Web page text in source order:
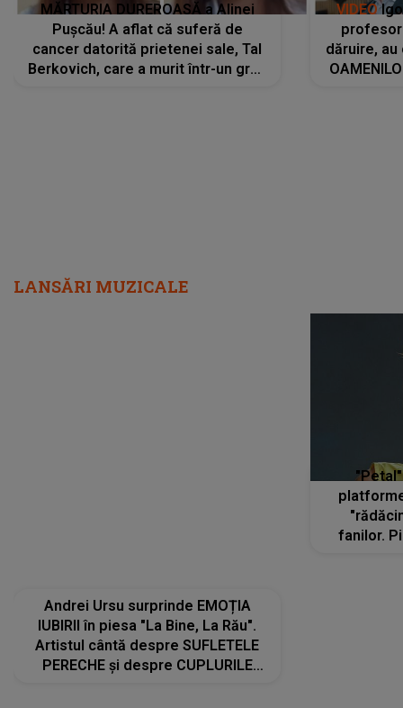
MĂRTURIA DUREROASĂ a Alinei
Pușcău! A aflat că suferă de
cancer datorită prietenei sale, Tal
Berkovich, care a murit într-un grav
VIDEO
dăruire, au
LANSĂRI MUZICALE
Andrei Ursu surprinde EMOȚIA
IUBIRII în piesa "La Bine, La Rău".
Artistul cântă despre SUFLETELE
PERECHE și despre CUPLURILE
fanilor.